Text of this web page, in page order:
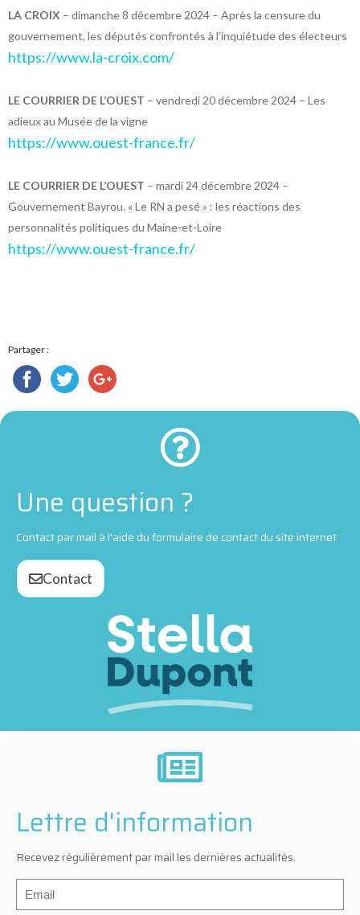
LA CROIX – dimanche 8 décembre 2024 – Après la censure du
gouvernement, les députés confrontés à l’inquiétude des électeurs
https://www.la-croix.com/
LE COURRIER DE L’OUEST – vendredi 20 décembre 2024 – Les
adieux au Musée de la vigne
https://www.ouest-france.fr/
LE COURRIER DE L’OUEST – mardi 24 décembre 2024 –
Gouvernement Bayrou. « Le RN a pesé » : les réactions des
personnalités politiques du Maine-et-Loire
https://www.ouest-france.fr/
Partager :
Une question ?
Contact par mail à l'aide du formulaire de contact du site internet
Contact
Lettre d'information
Recevez régulièrement par mail les dernières actualités.